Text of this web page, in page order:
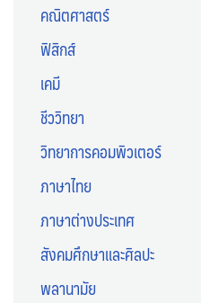
คณิตศาสตร์
ฟิสิกส์
เคมี
ชีววิทยา
วิทยาการคอมพิวเตอร์
ภาษาไทย
ภาษาต่างประเทศ
สังคมศึกษาและศิลปะ
พลานามัย